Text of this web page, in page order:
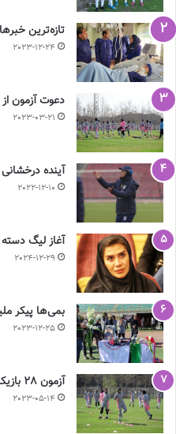
تازه‌ترین خبرها از درمان ۲
2023-12-24
دعوت آزمون از 30 بازیکن به اردوی تیم ملی
2023-03-21
آینده
2022-12-10
آغاز لیگ
2024-12-29
بمی‌ها پیکر
2023-12-25
آزمون 28 بازیکن را به اردو فرا خواند
2023-05-14